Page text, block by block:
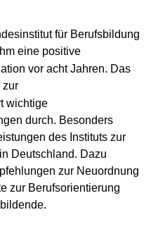
für Berufsbildung
eine positive
vor acht Jahren. Das
zur
wichtige
durch. Besonders
des Instituts zur
Deutschland. Dazu
zur Neuordnung
zur Berufsorientierung